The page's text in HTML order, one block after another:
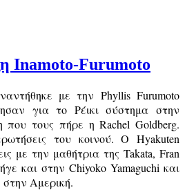
Inamoto-Furumoto
με την Phyllis Furumoto
για το Ρέικι σύστημα στην
τους πήρε η Rachel Goldberg.
του κοινού. O Hyakuten
με την μαθήτρια της Takata, Fran
και στην Chiyoko Yamaguchi και
στην Αμερική.